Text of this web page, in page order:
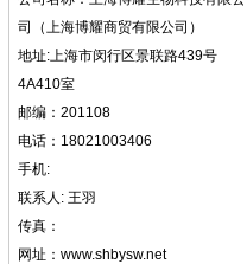
司（上海博耀商贸有限公司）
地址:上海市闵行区景联路439号
4A410室
邮编：201108
电话：18021003406
手机:
联系人: 王羽
传真：
网址：www.shbysw.net